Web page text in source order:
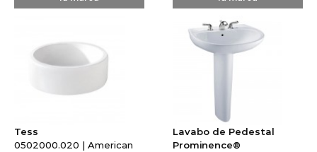
Tess
0502000.020 | American
Lavabo de Pedestal
Prominence®